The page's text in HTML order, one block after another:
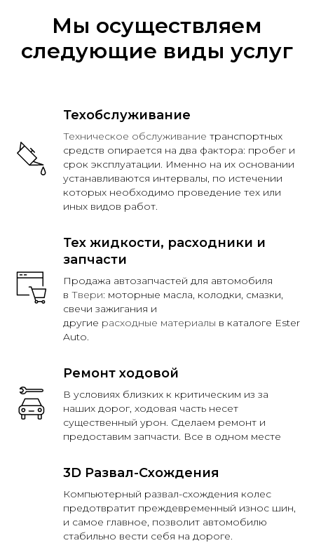
Мы осуществляем
следующие виды услуг
Техобслуживание
Техническое обслуживание транспортных
средств опирается на два фактора: пробег и
срок эксплуатации. Именно на их основании
устанавливаются интервалы, по истечении
которых необходимо проведение тех или
иных видов работ.
Тех жидкости, расходники и
запчасти
Продажа автозапчастей для автомобиля
в Твери: моторные масла, колодки, смазки,
свечи зажигания и
другие расходные материалы в каталоге Ester
Auto.
Ремонт ходовой
В условиях близких к критическим из за
наших дорог, ходовая часть несет
существенный урон. Сделаем ремонт и
предоставим запчасти. Все в одном месте
3D Развал-Схождения
Компьютерный развал-схождения колес
предотвратит преждевременный износ шин,
и самое главное, позволит автомобилю
стабильно вести себя на дороге.